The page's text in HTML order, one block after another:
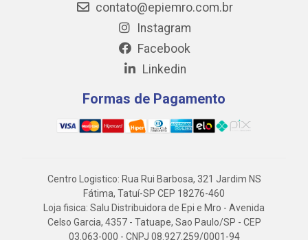
contato@epiemro.com.br
Instagram
Facebook
Linkedin
Formas de Pagamento
Centro Logistico: Rua Rui Barbosa, 321 Jardim NS
Fátima, Tatuí-SP CEP 18276-460
Loja fisica: Salu Distribuidora de Epi e Mro - Avenida
Celso Garcia, 4357 - Tatuape, Sao Paulo/SP - CEP
03.063-000 - CNPJ 08.927.259/0001-94